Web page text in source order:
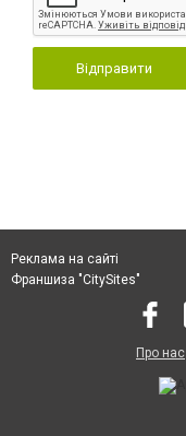
Відправити
Реклама на сайті
Франшиза "CitySites"
Про нас